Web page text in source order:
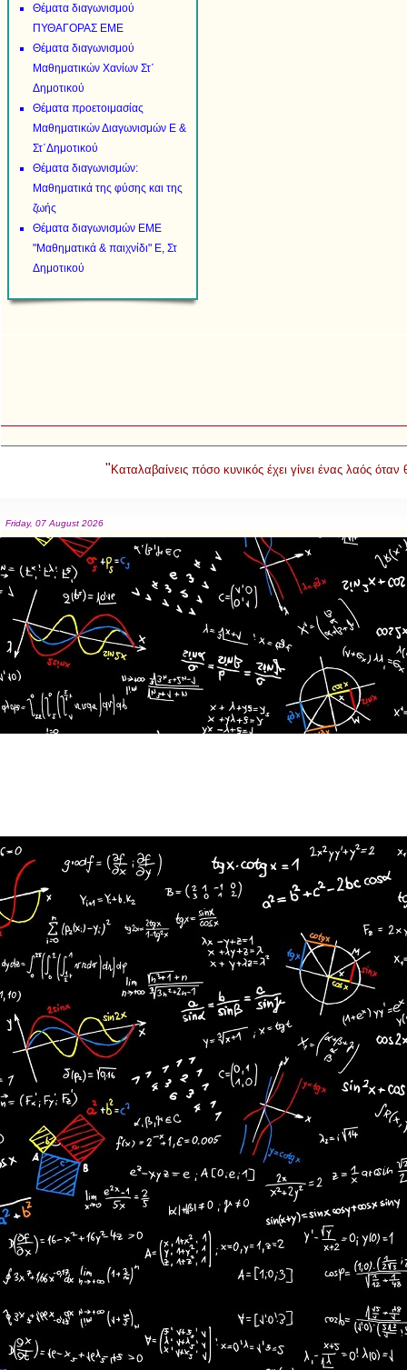
Θέματα διαγωνισμού
ΠΥΘΑΓΟΡΑΣ ΕΜΕ
Θέματα διαγωνισμού
Μαθηματικών Χανίων Στ΄
Δημοτικού
Θέματα προετοιμασίας
Μαθηματικών Διαγωνισμών Ε &
Στ΄Δημοτικού
Θέματα διαγωνισμών:
Μαθηματικά της φύσης και της
ζωής
Θέματα διαγωνισμών ΕΜΕ
"Μαθηματικά & παιχνίδι" Ε, Στ
Δημοτικού
" Καταλαβαίνεις πόσο κυνικός έχει γίνει ένας λαός
Friday, 07 August 2026